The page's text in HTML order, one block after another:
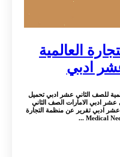
العالمية
ادبي
للصف الثاني عشر ادبي تحميل
عشر ادبي الامارات الصف الثاني
عشر ادبي تقرير عن منظمة التجارة